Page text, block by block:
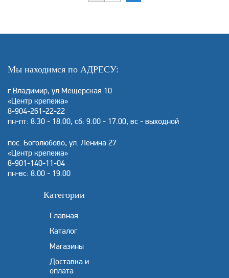
Мы находимся по АДРЕСУ:
г.Владимир, ул.Мещерская 10
«Центр крепежа»
8-904-261-22-22
пн-пт: 8.30 - 18.00, сб: 9.00 - 17.00, вс - выходной
пос. Боголюбово, ул. Ленина 27
«Центр крепежа»
8-901-140-11-04
пн-вс: 8.00 - 19.00
Категории
Главная
Каталог
Магазины
Доставка и
оплата